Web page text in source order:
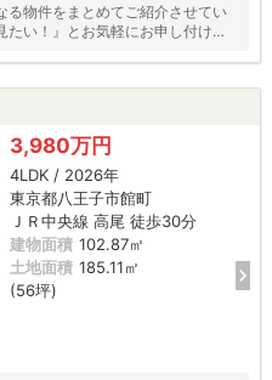
る物件をまとめてご紹介させてい
い！』とお気軽にお申し付けく
3,980万円
4LDK / 2026年
東京都八王子市館町
ＪＲ中央線 高尾 徒歩30分
建物面積 102.87㎡
土地面積 185.11㎡
(56坪)